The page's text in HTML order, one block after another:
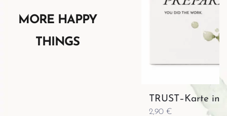
MORE HAPPY
THINGS
TRUST–Karte
2,90 €